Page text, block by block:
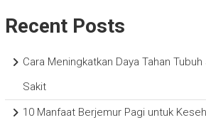
Recent Posts
Cara Meningkatkan Daya Tahan
Sakit
10 Manfaat Berjemur Pagi untuk